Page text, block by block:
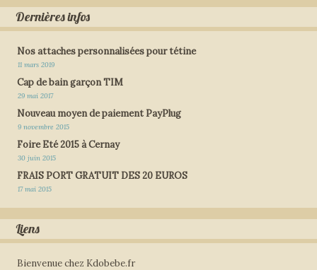
Dernières infos
Nos attaches personnalisées pour tétine
11 mars 2019
Cap de bain garçon TIM
29 mai 2017
Nouveau moyen de paiement PayPlug
9 novembre 2015
Foire Eté 2015 à Cernay
30 juin 2015
FRAIS PORT GRATUIT DES 20 EUROS
17 mai 2015
Liens
Bienvenue chez Kdobebe.fr